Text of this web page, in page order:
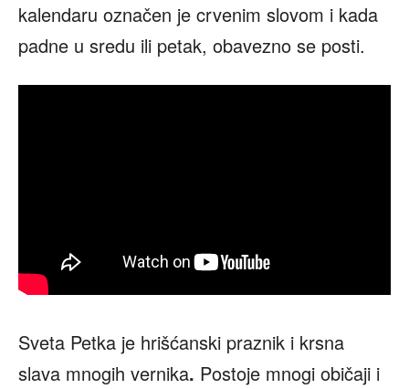
kalendaru označen je crvenim slovom i kada
padne u sredu ili petak, obavezno se posti.
Sveta Petka je hrišćanski praznik i krsna
slava mnogih vernika. Postoje mnogi običaji i